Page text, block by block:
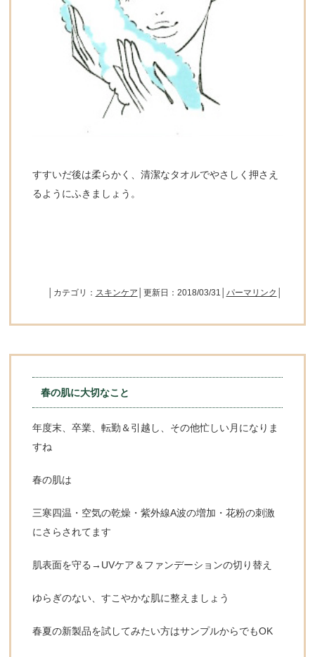
すすいだ後は柔らかく、清潔なタオルでやさしく押さえ
るようにふきましょう。
│カテゴリ： スキンケア │更新日：2018/03/31│ パーマリンク
春の肌に大切なこと
年度末、卒業、転勤＆引越し、その他忙しい月になりま
すね
春の肌は
三寒四温・空気の乾燥・紫外線A波の増加・花粉の刺激
にさらされてます
肌表面を守る→UVケア＆ファンデーションの切り替え
ゆらぎのない、すこやかな肌に整えましょう
春夏の新製品を試してみたい方はサンプルからでもOK